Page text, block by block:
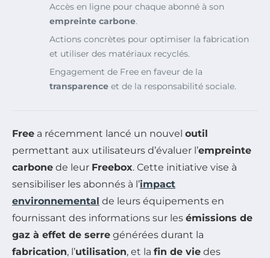
Accès en ligne pour chaque abonné à son
empreinte carbone.
Actions concrètes pour optimiser la fabrication
et utiliser des matériaux recyclés.
Engagement de Free en faveur de la
transparence et de la responsabilité sociale.
Free a récemment lancé un nouvel outil
permettant aux utilisateurs d’évaluer l’empreinte
carbone de leur Freebox. Cette initiative vise à
sensibiliser les abonnés à l’impact
environnemental de leurs équipements en
fournissant des informations sur les émissions de
gaz à effet de serre générées durant la
fabrication, l’utilisation, et la fin de vie des